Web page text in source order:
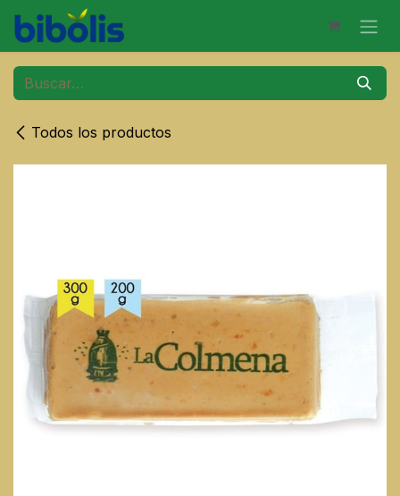
Ir al contenido
Todos los productos